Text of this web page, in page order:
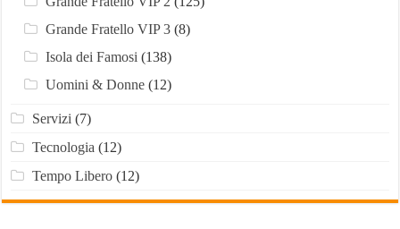
Grande Fratello VIP 3(8)
Isola dei Famosi (138)
Uomini & Donne(12)
Servizi (7)
Tecnologia (12)
Tempo Libero(12)